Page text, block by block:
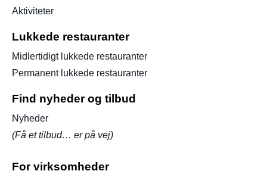
Aktiviteter
Lukkede restauranter
Midlertidigt lukkede restauranter
Permanent lukkede restauranter
Find nyheder og tilbud
Nyheder
(Få et tilbud… er på vej)
For virksomheder